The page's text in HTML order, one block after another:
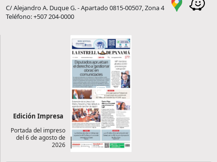
C/ Alejandro A. Duque G. - Apartado 0815-00507, Zona 4
Teléfono: +507 204-0000
Edición Impresa
Portada del impreso
del 6 de agosto de
2026